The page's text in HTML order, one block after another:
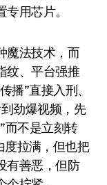
用芯片。
魔法技术，而
纹、平台强推
播”直接入刑、
劲爆视频，先
而不是立刻转
度拉满，但也把
有善恶，但防